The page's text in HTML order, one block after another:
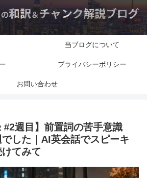
当ブログについて
プライバシーポリシー
お問い合わせ
#2週目】前置詞の苦手意識
した｜AI英会話でスピーキ
てみて